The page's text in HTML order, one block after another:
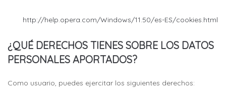
http://help.opera.com/Windows/11.50/es-ES/cookies.html
¿QUÉ DERECHOS TIENES SOBRE LOS DATOS
PERSONALES APORTADOS?
Como usuario, puedes ejercitar los siguientes derechos: